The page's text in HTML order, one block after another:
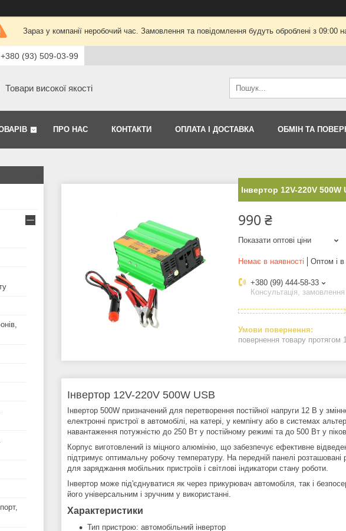
Зараз у компанії неробочий час. Замовлення та повідомлення будуть оброблені з 09:00
+380 (93) 509-03-99
Товари високої якості
ПРО НАС КОНТАКТИ ОПЛАТА І ДОСТАВКА ОБМІН ТА
Інвертор 12V-220V 500W
990 ₴
Показати оптові ціни
Немає в наявності Оптом і в
+380 (99) 444-58-33
Консультація,
повернення товару протягом
Інвертор 12V-220V 500W USB
Інвертор 500W призначений для перетворення постійної напруги 12 В у
електронні пристрої в автомобілі, на катері, у кемпінгу або в системах
навантаження потужністю до 250 Вт у постійному режимі та до 500 Вт у
Корпус виготовлений із міцного алюмінію, що забезпечує ефективне
підтримує оптимальну робочу температуру. На передній панелі
для заряджання мобільних пристроїв і світлові індикатори стану роботи.
Інвертор може під'єднуватися як через прикурювач автомобіля, так і
його універсальним і зручним у використанні.
Характеристики
Тип пристрою: автомобільний інвертор